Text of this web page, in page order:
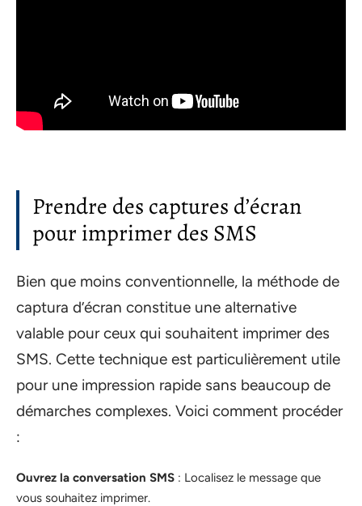
Prendre des captures d’écran
pour imprimer des SMS
Bien que moins conventionnelle, la méthode de
captura d’écran constitue une alternative
valable pour ceux qui souhaitent imprimer des
SMS. Cette technique est particulièrement utile
pour une impression rapide sans beaucoup de
démarches complexes. Voici comment procéder
:
Ouvrez la conversation SMS : Localisez le message que
vous souhaitez imprimer.